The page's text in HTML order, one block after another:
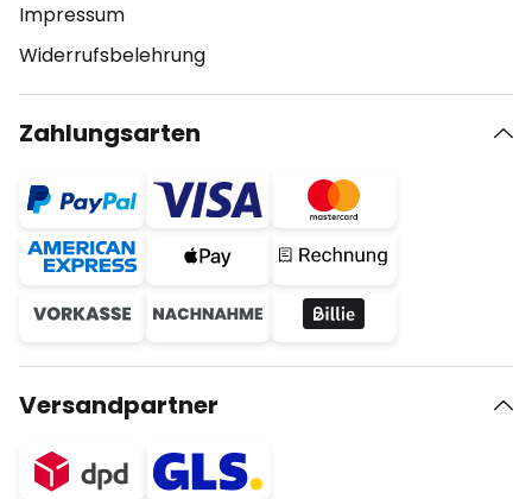
Impressum
Widerrufsbelehrung
Zahlungsarten
Versandpartner